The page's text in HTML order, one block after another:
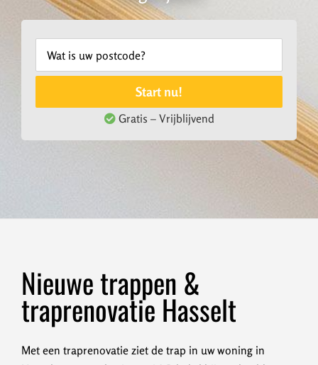
Start nu!
Gratis – Vrijblijvend
Nieuwe trappen &
traprenovatie Hasselt
Met een traprenovatie ziet de trap in uw woning in